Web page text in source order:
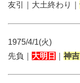
友引｜大土終わり｜
1975/4/1(火)
先負｜ 大明日 神吉